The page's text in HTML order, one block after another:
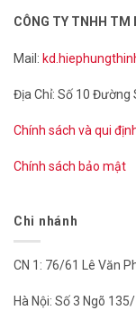
CÔNG TY TNHH TM
Mail:
Địa Chỉ: Số 10 Đường
Chính sách và qui
Chính sách bảo mật
Chi nhánh
CN 1: 76/61 Lê Văn
Hà Nội: Số 3 Ngõ